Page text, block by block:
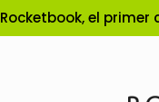
Rocketbook, el